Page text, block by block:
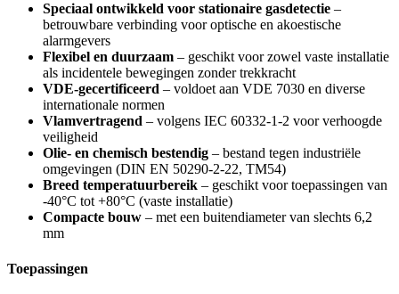
Speciaal ontwikkeld voor stationaire gasdetectie –
betrouwbare verbinding voor optische en akoestische
alarmgevers
Flexibel en duurzaam – geschikt voor zowel vaste installatie
als incidentele bewegingen zonder trekkracht
VDE-gecertificeerd – voldoet aan VDE 7030 en diverse
internationale normen
Vlamvertragend – volgens IEC 60332-1-2 voor verhoogde
veiligheid
Olie- en chemisch bestendig – bestand tegen industriële
omgevingen (DIN EN 50290-2-22, TM54)
Breed temperatuurbereik – geschikt voor toepassingen van
-40°C tot +80°C (vaste installatie)
Compacte bouw – met een buitendiameter van slechts 6,2
mm
Toepassingen